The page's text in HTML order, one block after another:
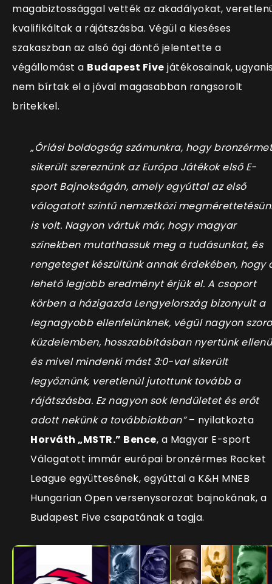
magabiztossággal vették az akadályokat,
kvalifikáltak a rájátszásba. Végül a kieséses
szakaszban az alsó ági döntő jelentette a
végállomást a Budapest Five játékosainak,
nem bírtak el a jóval magasabban rangsorolt
britekkel.
„Óriási boldogság számunkra, hogy bronzérmet
sikerült szereznünk az Európa Játékok első E-
sportBajnokságán, amely egyúttal az első
válogatott szintű nemzetközi
is volt. Nagyon vártuk már, hogy magyar
színekben mutathassuk meg a tudásunkat, és
rengeteget készültünk annak érdekében, hogy
lehető legjobb eredményt érjük el. A csoport
körben a házigazda Lengyelország bizonyult a
legnagyobb ellenfelünknek, végül nagyon
küzdelemben, hosszabbításban nyertünk
és mivel mindenki mást 3:0-val sikerült
legyőznünk, veretlenül jutottunk tovább a
rájátszásba. Ez nagyon sok lendületet és erőt
adottnekünka továbbiakban”– nyilatkozta
Horváth „MSTR.” Bence, a Magyar E-sport
Válogatott immár európai bronzérmes Rocket
League együttesének, egyúttal a K&H MNEB
Hungarian Open versenysorozat bajnokának, a
Budapest Five csapatának a tagja.